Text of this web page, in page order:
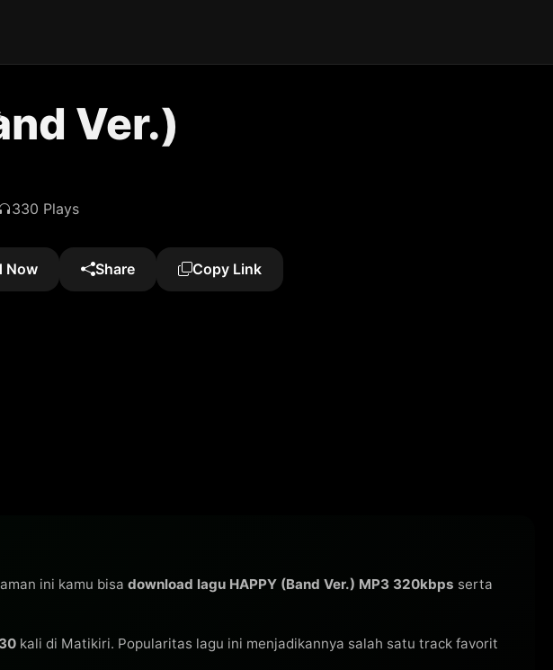
Ver.)
330 Plays
Now Share Copy Link
ini kamu bisa download lagu HAPPY (Band Ver.) MP3 320kbps serta
kali di Matikiri. Popularitas lagu ini menjadikannya salah satu track favorit